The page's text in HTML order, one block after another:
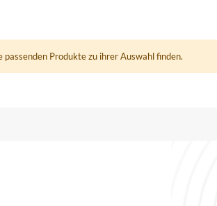
passenden Produkte zu ihrer Auswahl finden.